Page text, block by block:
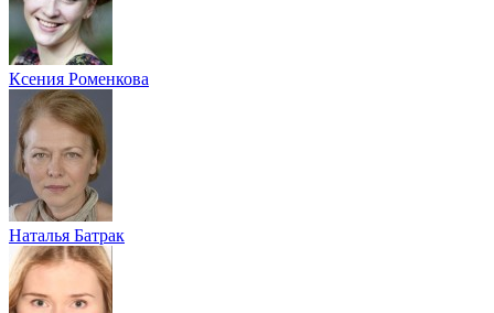
Ксения Роменкова
Наталья Батрак